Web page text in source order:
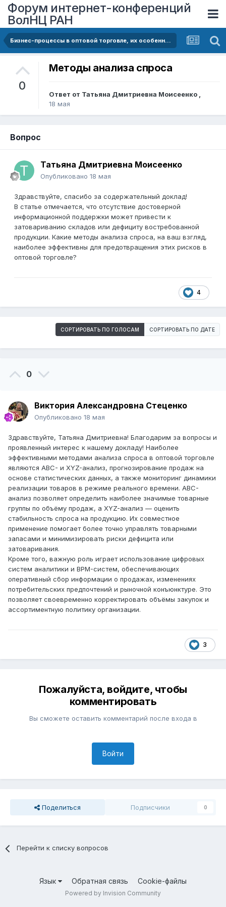
Форум интернет-конференций
ВолНЦ РАН
Бизнес-процессы в оптовой торговле, их особенности, проблемы информационного сопровождения в контексте потребительского спроса и принятия управленческих решений
0
Методы анализа спроса
Ответ от Татьяна Дмитриевна Моисеенко ,
18 мая
Вопрос
Татьяна Дмитриевна Моисеенко
Опубликовано 18 мая
Здравствуйте, спасибо за содержательный доклад!
В статье отмечается, что отсутствие достоверной
информационной поддержки может привести к
затовариванию складов или дефициту востребованной
продукции. Какие методы анализа спроса, на ваш взгляд,
наиболее эффективны для предотвращения этих рисков в
оптовой торговле?
4
СОРТИРОВАТЬ ПО ГОЛОСАМ СОРТИРОВАТЬ ПО ДАТЕ
0
Виктория Александровна Стеценко
Опубликовано 18 мая
Здравствуйте, Татьяна Дмитриевна! Благодарим за вопросы и
проявленный интерес к нашему докладу! Наиболее
эффективными методами анализа спроса в оптовой торговле
являются ABC- и XYZ-анализ, прогнозирование продаж на
основе статистических данных, а также мониторинг динамики
реализации товаров в режиме реального времени. ABC-
анализ позволяет определить наиболее значимые товарные
группы по объёму продаж, а XYZ-анализ — оценить
стабильность спроса на продукцию. Их совместное
применение помогает более точно управлять товарными
запасами и минимизировать риски дефицита или
затоваривания.
Кроме того, важную роль играет использование цифровых
систем аналитики и BPM-систем, обеспечивающих
оперативный сбор информации о продажах, изменениях
потребительских предпочтений и рыночной конъюнктуре. Это
позволяет своевременно корректировать объёмы закупок и
ассортиментную политику организации.
3
Пожалуйста, войдите, чтобы
комментировать
Вы сможете оставить комментарий после входа в
Войти
Поделиться Подписчики 0
Перейти к списку вопросов
Язык Обратная связь Cookie-файлы
Powered by Invision Community